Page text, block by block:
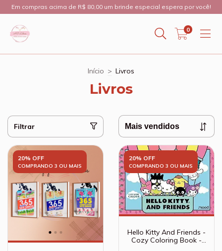
Em compras acima de R$ 80,00 um brinde especial espera por você!
0
Início > Livros
Livros
Filtrar
20% OFF
COMPRANDO 3 OU MAIS
20% OFF
COMPRANDO 3 OU MAIS
Hello Kitty And Friends -
Cozy Coloring Book -